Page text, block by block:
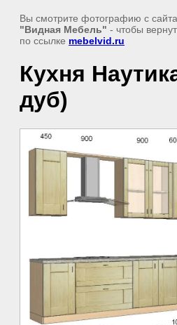
Вы смотрите фотографию с сайта
"Видная Мебель" - чтобы
по ссылке mebelvid.ru
Кухня
дуб)